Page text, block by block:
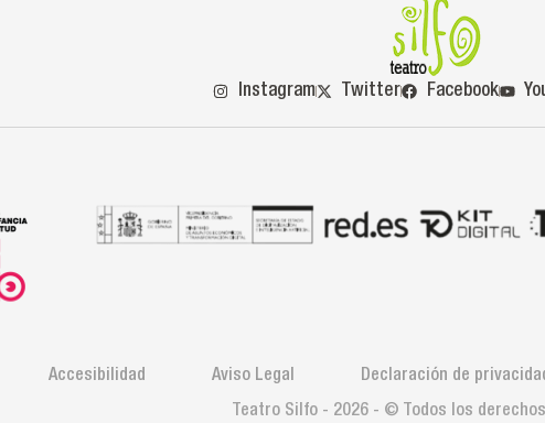
Instagram Twitter Facebook
Accesibilidad Aviso Legal Declaración de
Teatro Silfo - 2026 - © Todos los